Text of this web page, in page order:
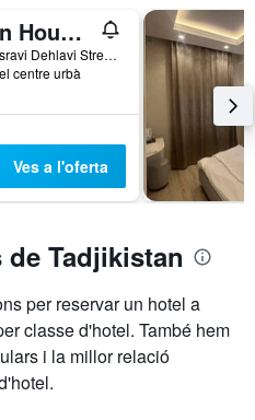
Green House Hostel
98a Khusravi Dehlavi Street, Dushanbe, Tadjikistan
centre urbà
Ves a l'oferta
Tadjikistan
per reservar un hotel a
classe d'hotel. També hem
i la millor relació